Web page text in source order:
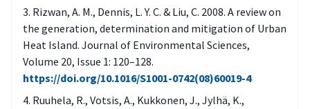
Onko nämä lämpösaareketta aiheuttavat
tekijät huomioitu suunnittelussa siten, että
mahdollisuuden mukaan vältetään
liikalämpöä tuottavia rakenteita,
materiaaleja ja tilaratkaisuja?
Rizwan, A. M., Dennis, L. Y. C. & Liu, C. 2008. A review on
the generation, determination and mitigation of Urban
Heat Island. Journal of Environmental Sciences,
Volume 20, Issue 1: 120–128.
https://doi.org/10.1016/S1001-0742(08)60019-4
Ruuhela, R., Votsis, A., Kukkonen, J., Jylhä, K.,